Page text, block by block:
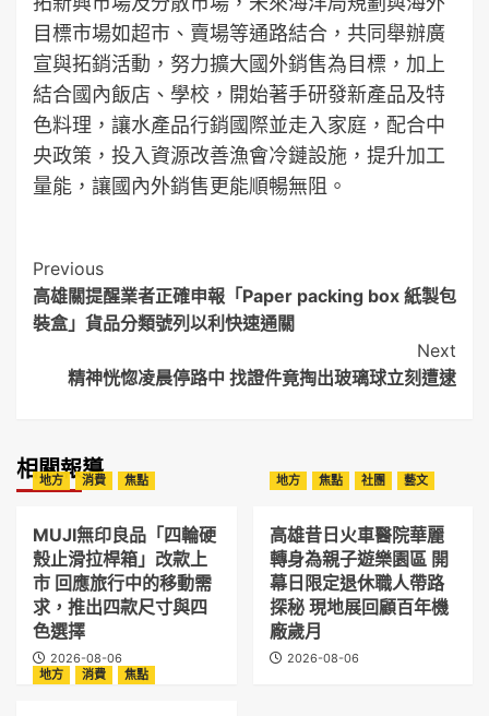
目標市場如超市、賣場等通路結合，共同舉辦廣
宣與拓銷活動，努力擴大國外銷售為目標，加上
結合國內飯店、學校，開始著手研發新產品及特
色料理，讓水產品行銷國際並走入家庭，配合中
央政策，投入資源改善漁會冷鏈設施，提升加工
量能，讓國內外銷售更能順暢無阻。
Post
Navigation
Previous
高雄關提醒業者正確申報「Paper packing box 紙製包
裝盒」貨品分類號列以利快速通關
Next
精神恍惚凌晨停路中 找證件竟掏出玻璃球立刻遭逮
相關報導
地方 消費 焦點
MUJI無印良品「四輪硬
殼止滑拉桿箱」改款上
市 回應旅行中的移動需
求，推出四款尺寸與四
色選擇
2026-08-06
地方 焦點 社團 藝文
高雄昔日火車醫院華麗
轉身為親子遊樂園區 開
幕日限定退休職人帶路
探秘 現地展回顧百年機
廠歲月
2026-08-06
地方
消費 焦點